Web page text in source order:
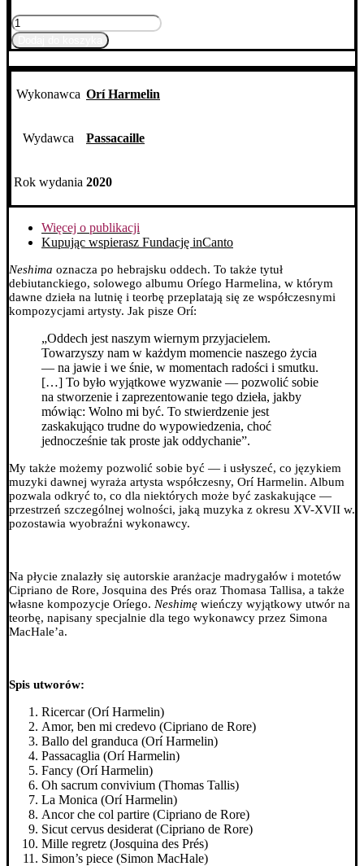
ilość
Neshima
Wykonawca Orí Harmelin
Wydawca Passacaille
Rok wydania 2020
Więcej o publikacji
Kupując wspierasz Fundację inCanto
Neshima oznacza po hebrajsku oddech. To także tytuł
debiutanckiego, solowego albumu Oríego Harmelina, w którym
dawne dzieła na lutnię i teorbę przeplatają się ze współczesnymi
kompozycjami artysty. Jak pisze Orí:
„Oddech jest naszym wiernym przyjacielem.
Towarzyszy nam w każdym momencie naszego życia
— na jawie i we śnie, w momentach radości i smutku.
[…] To było wyjątkowe wyzwanie — pozwolić sobie
na stworzenie i zaprezentowanie tego dzieła, jakby
mówiąc: Wolno mi być. To stwierdzenie jest
zaskakująco trudne do wypowiedzenia, choć
jednocześnie tak proste jak oddychanie”.
My także możemy pozwolić sobie być — i usłyszeć, co językiem
muzyki dawnej wyraża artysta współczesny, Orí Harmelin. Album
pozwala odkryć to, co dla niektórych może być zaskakujące —
przestrzeń szczególnej wolności, jaką muzyka z okresu XV-XVII w.
pozostawia wyobraźni wykonawcy.
Na płycie znalazły się autorskie aranżacje madrygałów i motetów
Cipriano de Rore, Josquina des Prés oraz Thomasa Tallisa, a także
własne kompozycje Oríego. Neshimę wieńczy wyjątkowy utwór na
teorbę, napisany specjalnie dla tego wykonawcy przez Simona
MacHale’a.
Spis utworów:
Ricercar (Orí Harmelin)
Amor, ben mi credevo (Cipriano de Rore)
Ballo del granduca (Orí Harmelin)
Passacaglia (Orí Harmelin)
Fancy (Orí Harmelin)
Oh sacrum convivium (Thomas Tallis)
La Monica (Orí Harmelin)
Ancor che col partire (Cipriano de Rore)
Sicut cervus desiderat (Cipriano de Rore)
Mille regretz (Josquina des Prés)
Simon’s piece (Simon MacHale)